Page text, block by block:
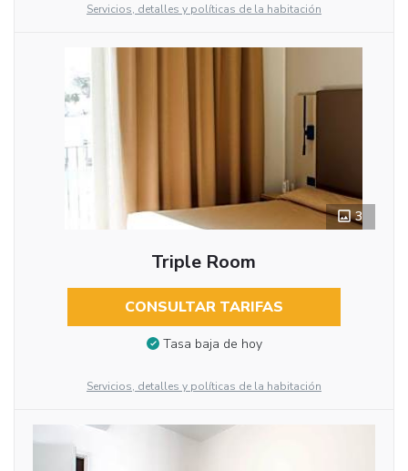
Servicios, detalles y políticas de la habitación
3
Triple Room
CONSULTAR TARIFAS
Tasa baja de hoy
Servicios, detalles y políticas de la habitación